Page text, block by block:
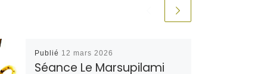
Publié 12 mars 2026
Séance Le Marsupilami